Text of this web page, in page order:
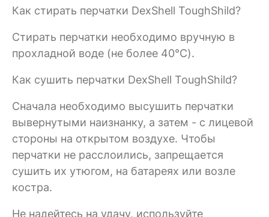
Как стирать перчатки DexShell ToughShild?
Стирать перчатки необходимо вручную в
прохладной воде (не более 40°C).
Как сушить перчатки DexShell ToughShild?
Сначала необходимо высушить перчатки
вывернутыми наизнанку, а затем - с лицевой
стороны на открытом воздухе. Чтобы
перчатки не расслоились, запрещается
сушить их утюгом, на батареях или возле
костра.
Не надейтесь на удачу, используйте